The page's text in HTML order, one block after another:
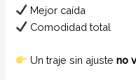
Mejor caída
Comodidad total
Un traje sin ajusteno